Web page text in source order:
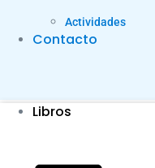
Actividades
Contacto
Libros